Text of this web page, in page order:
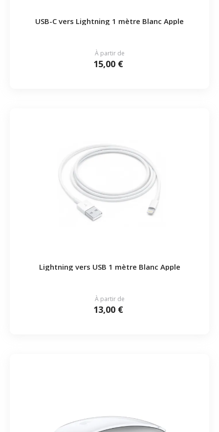
USB-C vers Lightning 1 mètre Blanc Apple
À partir de
15,00 €
Lightning vers USB 1 mètre Blanc Apple
À partir de
13,00 €